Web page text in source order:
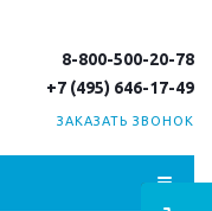
8-800-500-20-78
+7 (495) 646-17-49
ЗАКАЗАТЬ ЗВОНОК